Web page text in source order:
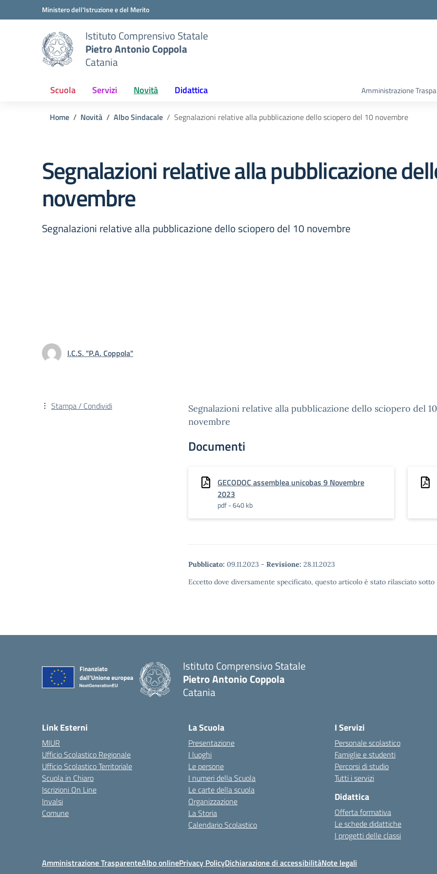
Vai ai contenuti
Vai al menu di navigazioneMinistero dell'Istruzione e del Merito
Istituto Comprensivo Statale
Pietro Antonio Coppola
Catania
Scuola Servizi Novità Didattica Amministrazione
Home Novità Albo Sindacale Segnalazioni relative alla pubblicazione dello sciopero del 10 novembre
Segnalazioni relative alla pubblicazione
novembre
Segnalazioni relative alla pubblicazione dello sciopero del 10 novembre
I.C.S. "P.A. Coppola"
Segnalazioni relative alla pubblicazione dello sciopero del 10
novembre
Documenti
GECODOC assemblea unicobas 9 Novembre
2023
pdf - 640 kb
Pubblicato: 09.11.2023 - Revisione: 28.11.2023
Eccetto dove diversamente specificato, questo articolo è stato rilasciato
Stampa / Condividi
Istituto Comprensivo Statale
Pietro Antonio Coppola
Catania
Link Esterni
MIUR
Ufficio Scolastico Regionale
Ufficio Scolastico Territoriale
Scuola in Chiaro
Iscrizioni On Line
Invalsi
Comune
La Scuola
Presentazione
I luoghi
Le persone
I numeri della Scuola
Le carte della scuola
Organizzazione
La Storia
Calendario Scolastico
I Servizi
Personale scolastico
Famiglie e studenti
Percorsi di studio
Tutti i servizi
Didattica
Offerta formativa
Le schede didattiche
I progetti delle classi
Amministrazione TrasparenteAlbo onlinePrivacy PolicyDichiarazione di accessibilitàNote legali